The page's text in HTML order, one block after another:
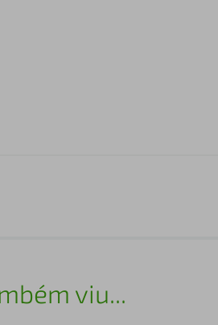
viu...